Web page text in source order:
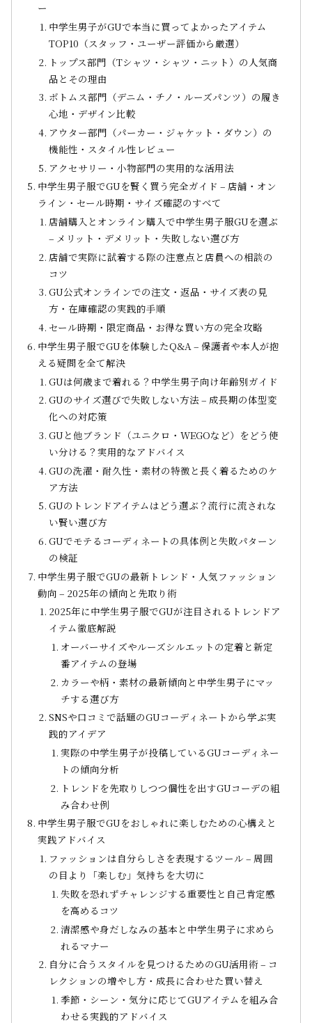
ー
中学生男子がGUで本当に買ってよかったアイテム
TOP10（スタッフ・ユーザー評価から厳選）
トップス部門（Tシャツ・シャツ・ニット）の人気商
品とその理由
ボトムス部門（デニム・チノ・ルーズパンツ）の履き
心地・デザイン比較
アウター部門（パーカー・ジャケット・ダウン）の
機能性・スタイル性レビュー
アクセサリー・小物部門の実用的な活用法
中学生男子服でGUを賢く買う完全ガイド – 店舗・オン
ライン・セール時期・サイズ確認のすべて
店舗購入とオンライン購入で中学生男子服GUを選ぶ
– メリット・デメリット・失敗しない選び方
店舗で実際に試着する際の注意点と店員への相談の
コツ
GU公式オンラインでの注文・返品・サイズ表の見
方・在庫確認の実践的手順
セール時期・限定商品・お得な買い方の完全攻略
中学生男子服でGUを体験したQ&A – 保護者や本人が抱
える疑問を全て解決
GUは何歳まで着れる？中学生男子向け年齢別ガイド
GUのサイズ選びで失敗しない方法 – 成長期の体型変
化への対応策
GUと他ブランド（ユニクロ・WEGOなど）をどう使
い分ける？実用的なアドバイス
GUの洗濯・耐久性・素材の特徴と長く着るためのケ
ア方法
GUのトレンドアイテムはどう選ぶ？流行に流されな
い賢い選び方
GUでモテるコーディネートの具体例と失敗パターン
の検証
中学生男子服でGUの最新トレンド・人気ファッション
動向 – 2025年の傾向と先取り術
2025年に中学生男子服でGUが注目されるトレンドア
イテム徹底解説
オーバーサイズやルーズシルエットの定着と新定
番アイテムの登場
カラーや柄・素材の最新傾向と中学生男子にマッ
チする選び方
SNSや口コミで話題のGUコーディネートから学ぶ実
践的アイデア
実際の中学生男子が投稿しているGUコーディネー
トの傾向分析
トレンドを先取りしつつ個性を出すGUコーデの組
み合わせ例
中学生男子服でGUをおしゃれに楽しむための心構えと
実践アドバイス
ファッションは自分らしさを表現するツール – 周囲
の目より「楽しむ」気持ちを大切に
失敗を恐れずチャレンジする重要性と自己肯定感
を高めるコツ
清潔感や身だしなみの基本と中学生男子に求めら
れるマナー
自分に合うスタイルを見つけるためのGU活用術 – コ
レクションの増やし方・成長に合わせた買い替え
季節・シーン・気分に応じてGUアイテムを組み合
わせる実践的アドバイス